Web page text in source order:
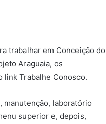
trabalhar em Conceição do
Araguaia, os
link Trabalhe Conosco.
manutenção, laboratório
superior e, depois,